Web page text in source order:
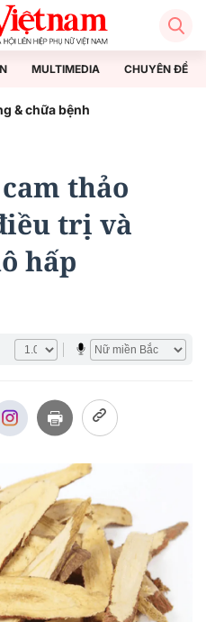
MULTIMEDIA CHUYÊN ĐỀ
& chữa bệnh
thảo
trị và
hấp